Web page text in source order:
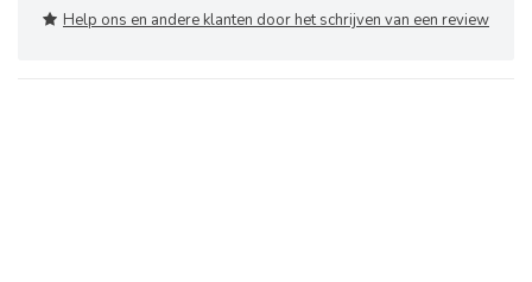
Help ons en andere klanten door het schrijven van een review